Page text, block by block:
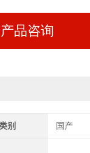
产品咨询
别 国产